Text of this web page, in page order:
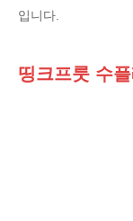
입니다.
띵크프룻 수